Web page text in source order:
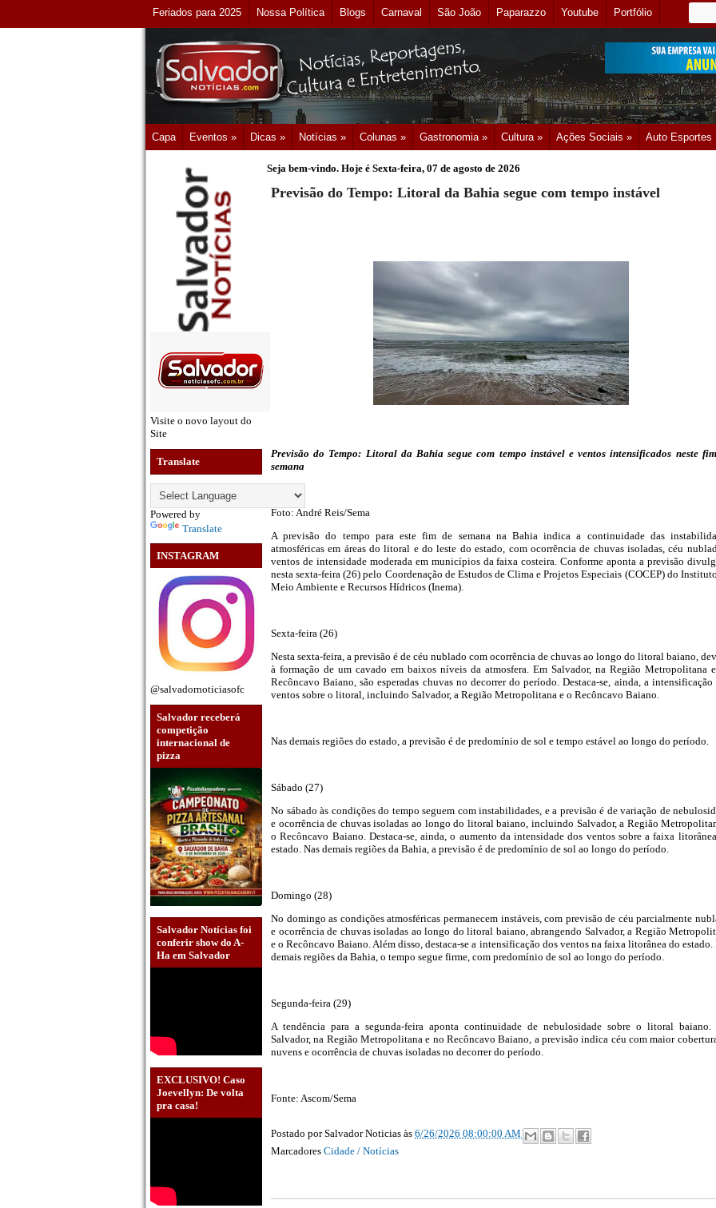
Feriados para 2025 Nossa Política Blogs Carnaval São João Paparazzo Youtube Portfólio
Capa Eventos » Dicas » Notícias » Colunas » Gastronomia » Cultura » Ações Sociais » Auto Esportes
Visite o novo layout do
Site
Translate
Powered by
Translate
INSTAGRAM
@salvadornoticiasofc
Salvador receberá
competição
internacional de
pizza
Salvador Notícias foi
conferir show do A-
Ha em Salvador
EXCLUSIVO! Caso
Joevellyn: De volta
pra casa!
Seja bem-vindo. Hoje é Sexta-feira, 07 de agosto de 2026
Previsão do Tempo: Litoral da Bahia segue com tempo instável
Previsão do Tempo: Litoral da Bahia segue com tempo instável e ventos intensificados neste
semana
Foto: André Reis/Sema
A previsão do tempo para este fim de semana na Bahia indica a continuidade das
atmosféricas em áreas do litoral e do leste do estado, com ocorrência de chuvas isoladas, céu
ventos de intensidade moderada em municípios da faixa costeira. Conforme aponta a previsão
nesta sexta-feira (26) pelo Coordenação de Estudos de Clima e Projetos Especiais (COCEP) do
Meio Ambiente e Recursos Hídricos (Inema).
Sexta-feira (26)
Nesta sexta-feira, a previsão é de céu nublado com ocorrência de chuvas ao longo do litoral baiano,
à formação de um cavado em baixos níveis da atmosfera. Em Salvador, na Região Metropolitana
Recôncavo Baiano, são esperadas chuvas no decorrer do período. Destaca-se, ainda, a intensificação
ventos sobre o litoral, incluindo Salvador, a Região Metropolitana e o Recôncavo Baiano.
Nas demais regiões do estado, a previsão é de predomínio de sol e tempo estável ao longo do período.
Sábado (27)
No sábado às condições do tempo seguem com instabilidades, e a previsão é de variação de
e ocorrência de chuvas isoladas ao longo do litoral baiano, incluindo Salvador, a Região
o Recôncavo Baiano. Destaca-se, ainda, o aumento da intensidade dos ventos sobre a faixa
estado. Nas demais regiões da Bahia, a previsão é de predomínio de sol ao longo do período.
Domingo (28)
No domingo as condições atmosféricas permanecem instáveis, com previsão de céu parcialmente
e ocorrência de chuvas isoladas ao longo do litoral baiano, abrangendo Salvador, a Região
e o Recôncavo Baiano. Além disso, destaca-se a intensificação dos ventos na faixa litorânea do estado.
demais regiões da Bahia, o tempo segue firme, com predomínio de sol ao longo do período.
Segunda-feira (29)
A tendência para a segunda-feira aponta continuidade de nebulosidade sobre o litoral baiano.
Salvador, na Região Metropolitana e no Recôncavo Baiano, a previsão indica céu com maior
nuvens e ocorrência de chuvas isoladas no decorrer do período.
Fonte: Ascom/Sema
Postado porSalvador Noticias às 6/26/2026 08:00:00 AM
Marcadores Cidade / Notícias